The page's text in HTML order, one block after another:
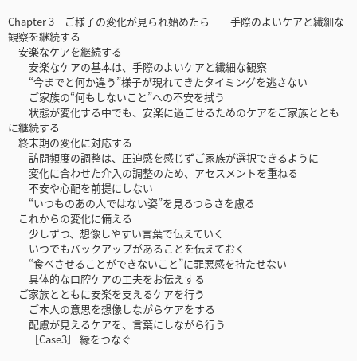
Chapter 3 ご様子の変化が見られ始めたら──手際のよいケアと繊細な
観察を継続する
安楽なケアを継続する
安楽なケアの基本は、手際のよいケアと繊細な観察
“今までと何か違う”様子が現れてきたタイミングを逃さない
ご家族の“何もしないこと”への不安を拭う
状態が変化する中でも、安楽に過ごせるためのケアをご家族ととも
に継続する
終末期の変化に対応する
訪問頻度の調整は、圧迫感を感じずご家族が選択できるように
変化に合わせた介入の調整のため、アセスメントを重ねる
不安や心配を前提にしない
“いつものあの人ではない姿”を見るつらさを慮る
これからの変化に備える
少しずつ、想像しやすい言葉で伝えていく
いつでもバックアップがあることを伝えておく
“食べさせることができないこと”に罪悪感を持たせない
具体的な口腔ケアの工夫をお伝えする
ご家族とともに安楽を支えるケアを行う
ご本人の意思を想像しながらケアをする
配慮が見えるケアを、言葉にしながら行う
［Case3］ 縁をつなぐ